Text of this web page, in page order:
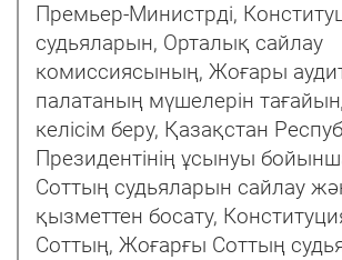
Премьер-Министрді,
судьяларын, Орталық сайлау
комиссиясының, Жоғары
палатаның мүшелерін
келісім беру, Қазақстан
Президентінің ұсынуы
Соттың судьяларын сайлау
қызметтен босату,
Соттың, Жоғарғы Соттың